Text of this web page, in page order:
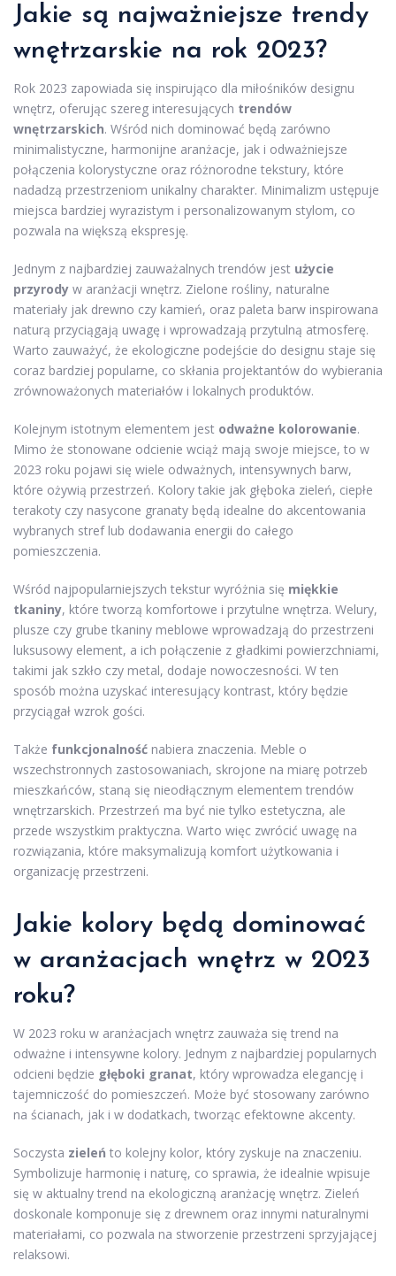
Jakie są najważniejsze trendy
wnętrzarskie na rok 2023?
Rok 2023 zapowiada się inspirująco dla miłośników designu
wnętrz, oferując szereg interesujących trendów
wnętrzarskich. Wśród nich dominować będą zarówno
minimalistyczne, harmonijne aranżacje, jak i odważniejsze
połączenia kolorystyczne oraz różnorodne tekstury, które
nadadzą przestrzeniom unikalny charakter. Minimalizm ustępuje
miejsca bardziej wyrazistym i personalizowanym stylom, co
pozwala na większą ekspresję.
Jednym z najbardziej zauważalnych trendów jest użycie
przyrody w aranżacji wnętrz. Zielone rośliny, naturalne
materiały jak drewno czy kamień, oraz paleta barw inspirowana
naturą przyciągają uwagę i wprowadzają przytulną atmosferę.
Warto zauważyć, że ekologiczne podejście do designu staje się
coraz bardziej popularne, co skłania projektantów do wybierania
zrównoważonych materiałów i lokalnych produktów.
Kolejnym istotnym elementem jest odważne kolorowanie.
Mimo że stonowane odcienie wciąż mają swoje miejsce, to w
2023 roku pojawi się wiele odważnych, intensywnych barw,
które ożywią przestrzeń. Kolory takie jak głęboka zieleń, ciepłe
terakoty czy nasycone granaty będą idealne do akcentowania
wybranych stref lub dodawania energii do całego
pomieszczenia.
Wśród najpopularniejszych tekstur wyróżnia się miękkie
tkaniny, które tworzą komfortowe i przytulne wnętrza. Welury,
plusze czy grube tkaniny meblowe wprowadzają do przestrzeni
luksusowy element, a ich połączenie z gładkimi powierzchniami,
takimi jak szkło czy metal, dodaje nowoczesności. W ten
sposób można uzyskać interesujący kontrast, który będzie
przyciągał wzrok gości.
Także funkcjonalność nabiera znaczenia. Meble o
wszechstronnych zastosowaniach, skrojone na miarę potrzeb
mieszkańców, staną się nieodłącznym elementem trendów
wnętrzarskich. Przestrzeń ma być nie tylko estetyczna, ale
przede wszystkim praktyczna. Warto więc zwrócić uwagę na
rozwiązania, które maksymalizują komfort użytkowania i
organizację przestrzeni.
Jakie kolory będą dominować
w aranżacjach wnętrz w 2023
roku?
W 2023 roku w aranżacjach wnętrz zauważa się trend na
odważne i intensywne kolory. Jednym z najbardziej popularnych
odcieni będzie głęboki granat, który wprowadza elegancję i
tajemniczość do pomieszczeń. Może być stosowany zarówno
na ścianach, jak i w dodatkach, tworząc efektowne akcenty.
Soczysta zieleń to kolejny kolor, który zyskuje na znaczeniu.
Symbolizuje harmonię i naturę, co sprawia, że idealnie wpisuje
się w aktualny trend na ekologiczną aranżację wnętrz. Zieleń
doskonale komponuje się z drewnem oraz innymi naturalnymi
materiałami, co pozwala na stworzenie przestrzeni sprzyjającej
relaksowi.